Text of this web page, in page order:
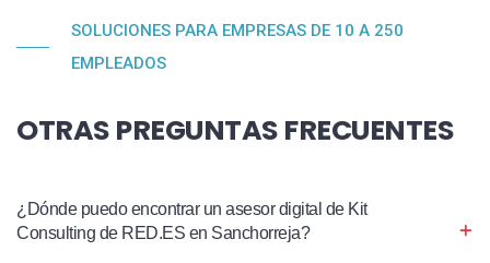
SOLUCIONES PARA EMPRESAS DE 10 A 250
EMPLEADOS
OTRAS PREGUNTAS FRECUENTES
¿Dónde puedo encontrar un asesor digital de Kit
Consulting de RED.ES en Sanchorreja?